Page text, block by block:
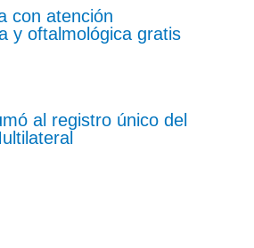
con atención
y oftalmológica gratis
al registro único del